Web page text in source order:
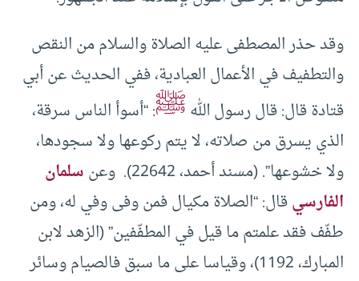
وقد حذر المصطفى عليه الصلاة والسلام من النقص
والتطفيف في الأعمال العبادية، ففي الحديث عن أبي
قتادة قال: قال رسول اللهﷺ: “أسوأ الناس سرقة،
الذي يسرق من صلاته، لا يتم ركوعها ولا سجودها،
ولا خشوعها”. (مسند أحمد، 22642). وعن
سلمان
الفارسيقال: “الصلاة مكيال فمن وفى وفي له، ومن
طفّف فقد علمتم ما قيل في المطفّفين” (الزهد لابن
المبارك، 1192)، وقياسا على ما سبق فالصيام وسائر